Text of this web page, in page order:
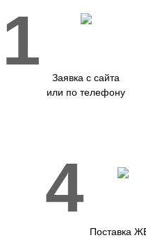
1
Заявка с сайта
или по телефону
4
Поставка